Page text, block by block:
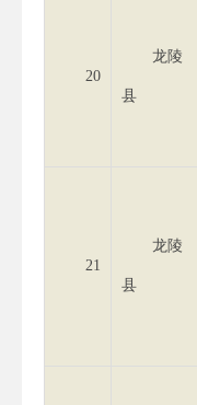
20
龙陵
县
21
龙陵
县